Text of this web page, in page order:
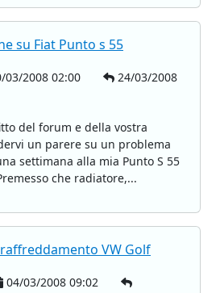
su Fiat Punto s 55
2008 02:00
24/03/2008
del forum e della vostra
un parere su un problema
settimana alla mia Punto S 55
che radiatore,...
VW Golf
04/03/2008 09:02